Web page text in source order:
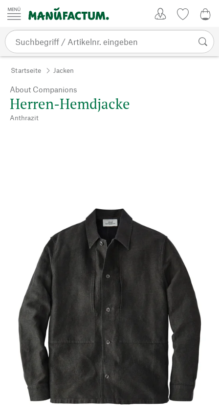
Zum Inhalt springen
Startseite Jacken
About Companions
Herren-Hemdjacke
Anthrazit